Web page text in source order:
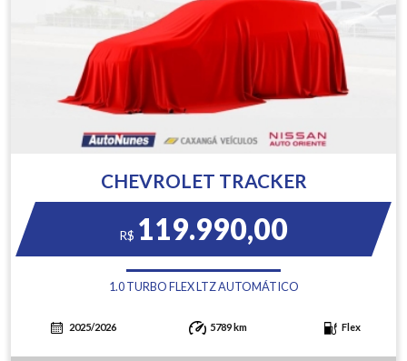
CHEVROLET TRACKER
R$ 119.990,00
1.0 TURBO FLEX LTZ AUTOMÁTICO
2025/2026 5789 km Flex